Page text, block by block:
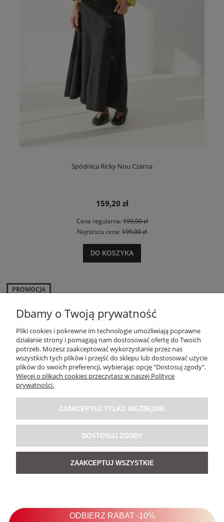
Spódnica Ricky Nou Czarna
159,20 zł
Cena regularna:199,00 zł
Najniższa cena: 199,00 zł
DO KOSZYKA
PROMOCJA
Dbamy o Twoją prywatność
Pliki cookies i pokrewne im technologie umożliwiają poprawne
działanie strony i pomagają nam dostosować ofertę do Twoich
potrzeb. Możesz zaakceptować wykorzystanie przez nas
wszystkich tych plików i przejść do sklepu lub dostosować użycie
plików do swoich preferencji, wybierając opcję "Dostosuj zgody".
Więcej o plikach cookies przeczytasz w naszej Polityce
prywatności.
ZAAKCEPTUJ TYLKO NIEZBĘDNE
DOSTOSUJ ZGODY
ZAAKCEPTUJ WSZYSTKIE